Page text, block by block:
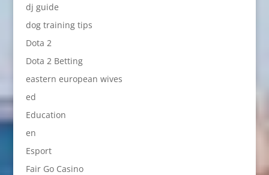
dj guide
dog training tips
Dota 2
Dota 2 Betting
eastern european wives
ed
Education
en
Esport
Fair Go Casino